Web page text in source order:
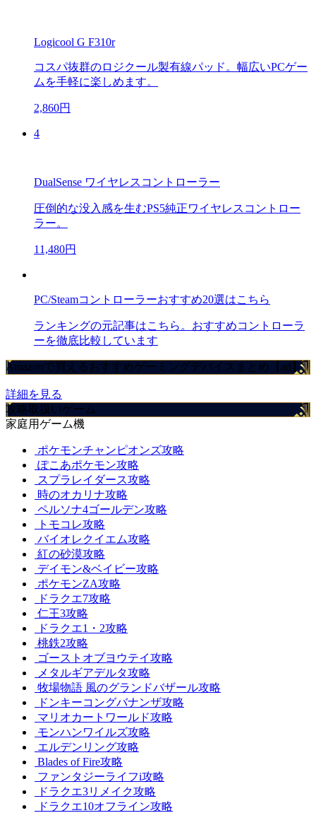
Logicool G F310r
コスパ抜群のロジクール製有線パッド。幅広いPCゲー
ムを手軽に楽しめます。
2,860円
4
DualSense ワイヤレスコントローラー
圧倒的な没入感を生むPS5純正ワイヤレスコントロー
ラー。
11,480円
PC/Steamコントローラーおすすめ20選はこちら
ランキングの元記事はこちら。おすすめコントローラ
ーを徹底比較しています
Amazonで買えるおすすめゲーミングデバイスまとめ【ad】
詳細を見る
攻略取扱いゲーム
家庭用ゲーム機
ポケモンチャンピオンズ攻略
ぽこあポケモン攻略
スプラレイダース攻略
時のオカリナ攻略
ペルソナ4ゴールデン攻略
トモコレ攻略
バイオレクイエム攻略
紅の砂漠攻略
デイモン&ベイビー攻略
ポケモンZA攻略
ドラクエ7攻略
仁王3攻略
ドラクエ1・2攻略
桃鉄2攻略
ゴーストオブヨウテイ攻略
メタルギアデルタ攻略
牧場物語 風のグランドバザール攻略
ドンキーコングバナンザ攻略
マリオカートワールド攻略
モンハンワイルズ攻略
エルデンリング攻略
Blades of Fire攻略
ファンタジーライフi攻略
ドラクエ3リメイク攻略
ドラクエ10オフライン攻略